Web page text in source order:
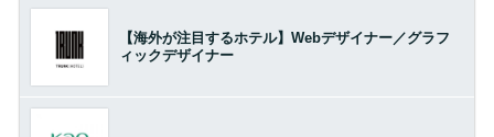
【海外が注目するホテル】Webデザイナー／グラフ
ィックデザイナー